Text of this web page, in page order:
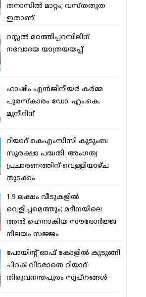
തനാസില്‍ മാറ്റം; വസ്തതുത
ഇതാണ്
റസ്സല്‍ മഠത്തിപ്പറമ്പിലിന്
നവോദയ യാത്രയയപ്പ്
ഹാഷിം എന്‍ജിനീയര്‍ കര്‍മ്മ
പുരസ്‌കാരം ഡോ. എം.കെ.
മുനീറിന്
റിയാദ് കെഎംസിസി കുടുംബ
സുരക്ഷാ പദ്ധതി: അംഗത്വ
പ്രചാരണത്തിന് വെള്ളിയാഴ്ച
തുടക്കം
1.9 ലക്ഷം വീടുകളില്‍
വെളിച്ചമെത്തും; മദീനയിലെ
അല്‍ ഹെനാകിയ സൗരോര്‍ജ്ജ
നിലയം സജ്ജം
പോയിന്റ് ഓഫ് കോളില്‍ കുടുങ്ങി
ചിറക് വിടരാതെ റിയാദ്-
തിരുവനന്തപുരം സ്വപ്നങ്ങള്‍